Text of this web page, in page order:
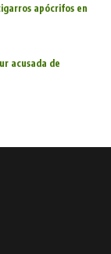
apócrifos en
acusada de